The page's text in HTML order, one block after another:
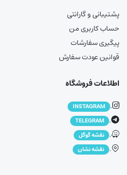
پشتیبانی و گارانتی
حساب کاربری من
پیگیری سفارشات
قوانین عودت سفارش
اطلاعات فروشگاه
.
INSTAGRAM
.
TELEGRAM
. نقشه گوگل
. نقشه نشان